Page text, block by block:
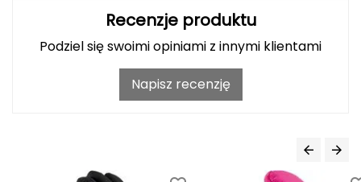
Grivel
Recenzje produktu
Podziel się swoimi opiniami z innymi klientami
Napisz recenzję